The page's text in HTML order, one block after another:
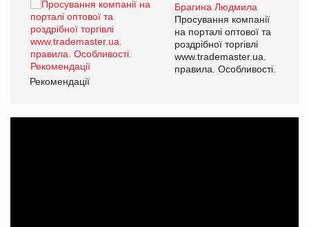
Брагина Людмила
Просування компанії
на порталі оптової та
роздрібної торгівлі
www.trademaster.ua.
правила. Особливості.
Рекомендації